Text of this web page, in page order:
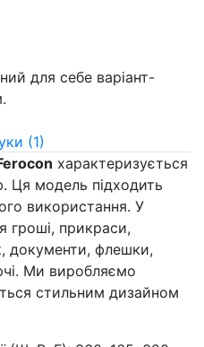
для себе варіант-
(1)
характеризується
Ця модель підходить
використання. У
гроші, прикраси,
документи, флешки,
Ми виробляємо
стильним дизайном